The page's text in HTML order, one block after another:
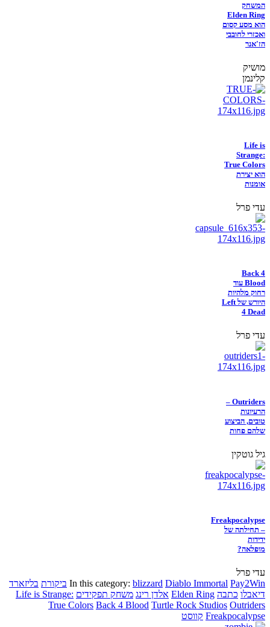
המשחק
Elden Ring
הוא מסע קסום
ואכזרי לחובבי
הז'אנר
מושיק
קלינמן
Life is
Strange:
True Colors
הוא יצירת
אומנות
עדי פרל
Back 4
Blood עוד
רחוק מלהיות
היורש של Left
4 Dead
עדי פרל
Outriders –
הרעיונות
טובים, הביצוע
שלהם פחות
גיל גוטקין
Freakpocalypse
– תחילתה של
ידידות
מופלאה?
עדי פרל
In this category: blizzard Diablo Immortal Pay2Win ביקורת בליזארד
דיאבלו כתבה Elden Ring אלדן רינג משחק תפקידים Life is Strange:
True Colors Back 4 Blood Turtle Rock Studios Outriders
Freakpocalypse קווסט